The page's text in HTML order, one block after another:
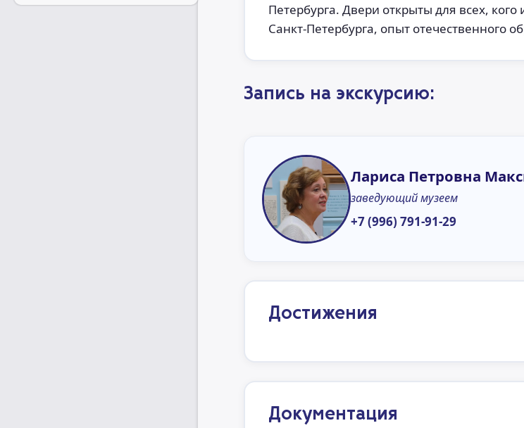
Петербурга. Двери открыты для всех, кого
Санкт-Петербурга, опыт отечественного
Запись на экскурсию:
Лариса Петровна
заведующий музеем
+7 (996) 791-91-29
Достижения
Документация